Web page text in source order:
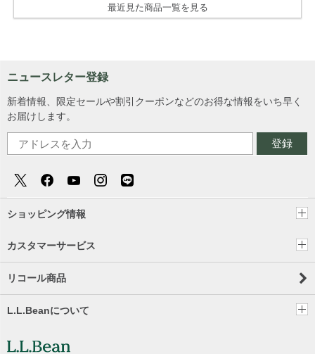
最近見た商品一覧を見る
ニュースレター登録
新着情報、限定セールや割引クーポンなどのお得な情報をいち早く
お届けします。
登録
ショッピング情報
カスタマーサービス
リコール商品
L.L.Beanについて